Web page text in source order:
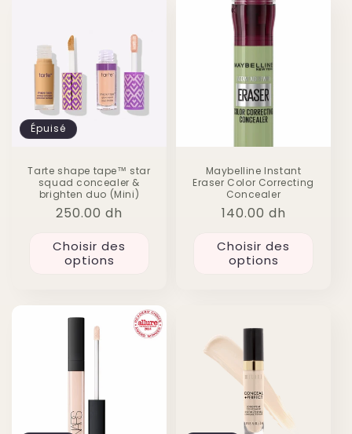
Épuisé
Tarte shape tape™ star
squad concealer &
brighten duo (Mini)
Prix
250.00 dh
Choisir des
options
Maybelline Instant
Eraser Color Correcting
Concealer
Prix
140.00 dh
Choisir des
options